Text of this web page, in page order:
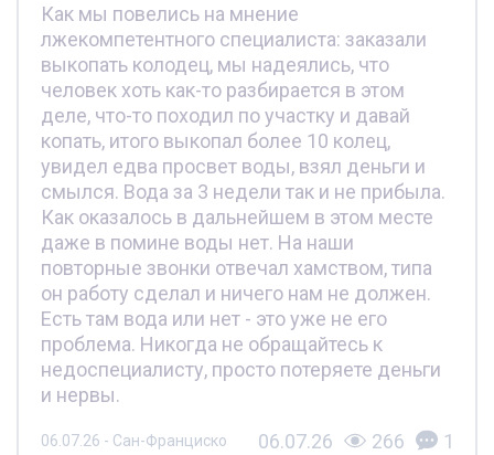
Как мы повелись на мнение
лжекомпетентного специалиста: заказали
выкопать колодец, мы надеялись, что
человек хоть как-то разбирается в этом
деле, что-то походил по участку и давай
копать, итого выкопал более 10 колец,
увидел едва просвет воды, взял деньги и
смылся. Вода за 3 недели так и не прибыла.
Как оказалось в дальнейшем в этом месте
даже в помине воды нет. На наши
повторные звонки отвечал хамством, типа
он работу сделал и ничего нам не должен.
Есть там вода или нет - это уже не его
проблема. Никогда не обращайтесь к
недоспециалисту, просто потеряете деньги
и нервы.
06.07.26 - Сан-Франциско 06.07.26 266 1